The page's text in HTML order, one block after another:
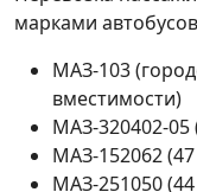
марками
МАЗ-103
вместимости)
МАЗ-320402-05
МАЗ-152062 (47
МАЗ-251050 (44